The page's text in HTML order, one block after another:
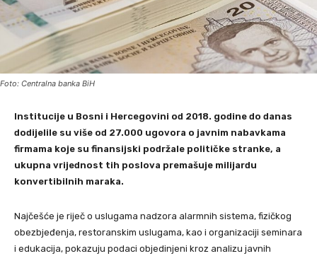
Foto: Centralna banka BiH
Institucije u Bosni i Hercegovini od 2018. godine do danas
dodijelile su više od 27.000 ugovora o javnim nabavkama
firmama koje su finansijski podržale političke stranke, a
ukupna vrijednost tih poslova premašuje milijardu
konvertibilnih maraka.
Najčešće je riječ o uslugama nadzora alarmnih sistema, fizičkog
obezbjeđenja, restoranskim uslugama, kao i organizaciji seminara
i edukacija, pokazuju podaci objedinjeni kroz analizu javnih